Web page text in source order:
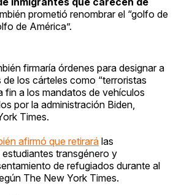
prometió renombrar el “golfo de
de América”.
firmaría órdenes para designar a
los cárteles como “terroristas
fin a los mandatos de vehículos
por la administración Biden,
Times.
afirmó que retirará las
transgénero y
de refugiados durante al
The New York Times.